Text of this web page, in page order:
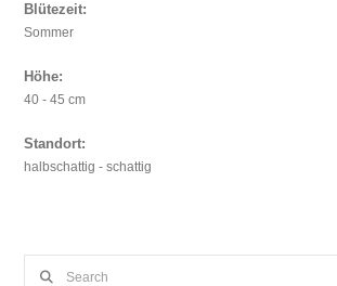
Blütezeit:
Sommer
Höhe:
40 - 45 cm
Standort:
halbschattig - schattig